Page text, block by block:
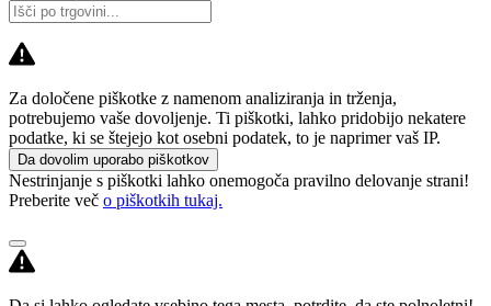
Za določene piškotke z namenom analiziranja in trženja,
potrebujemo vaše dovoljenje. Ti piškotki, lahko pridobijo nekatere
podatke, ki se štejejo kot osebni podatek, to je naprimer vaš IP.
Da dovolim uporabo piškotkov
Nestrinjanje s piškotki lahko onemogoča pravilno delovanje strani!
Preberite več o piškotkih tukaj.